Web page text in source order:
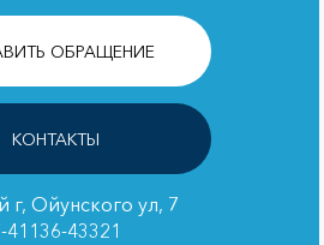
ОБРАЩЕНИЕ
КОНТАКТЫ
Ойунского ул, 7
41136-43321